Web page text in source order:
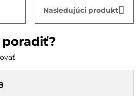
Nasledujúci produkt